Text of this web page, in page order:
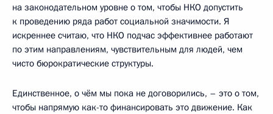
на законодательном уровне о том, чтобы НКО допустить
к проведению ряда работ социальной значимости. Я
искреннее считаю, что НКО подчас эффективнее работают
по этим направлениям, чувствительным для людей, чем
чисто бюрократические структуры.
Единственное, о чём мы пока не договорились, – это о том,
чтобы напрямую как-то финансировать это движение. Как